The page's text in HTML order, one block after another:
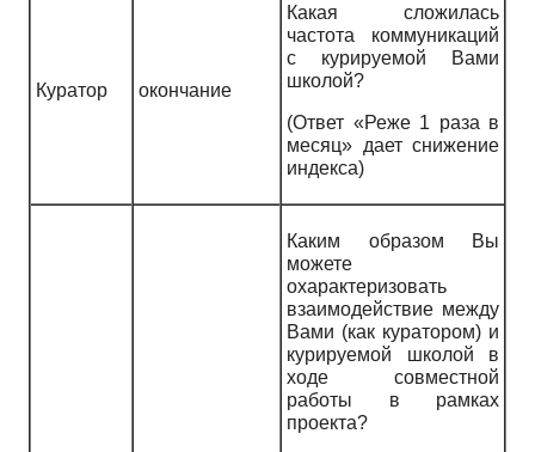
Куратор окончание
Какая сложилась
частота коммуникаций
с курируемой Вами
школой?
(Ответ «Реже 1 раза в
месяц» дает снижение
индекса)
Каким образом Вы
можете
охарактеризовать
взаимодействие между
Вами (как куратором) и
курируемой школой в
ходе совместной
работы в рамках
проекта?